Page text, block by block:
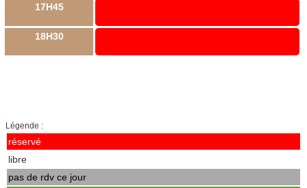
17H45
18H30
Légende :
réservé
libre
pas de rdv ce jour